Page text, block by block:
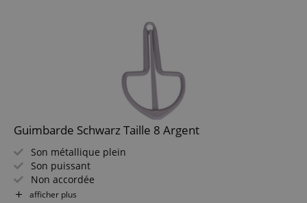
Guimbarde Schwarz Taille 8 Argent
Son métallique plein
Son puissant
Non accordée
Taille : 8 (65 mm)
afficher plus